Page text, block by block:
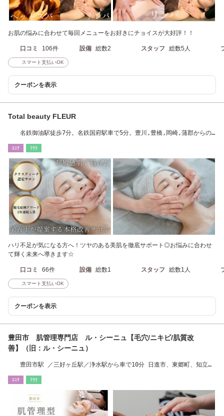
お肌の悩みに合わせて毎回メニューをお好きにチョイスが大好評！！
口コミ 106件 設備 総数2 スタッフ 総数5人
スマート支払いOK
クーポンを表示
Total beauty FLEUR
名鉄御油駅徒歩7分。名鉄国府駅車で5分。豊川,豊橋,岡崎,蒲郡からの
ｴｽﾃ ﾘﾗｸ
ハリ不足が気になる方へ！ツヤのある美肌を徹底サポート◎お悩みに合わせ
て輝く未来へ導きます☆
口コミ 66件 設備 総数1 スタッフ 総数1人
スマート支払いOK
クーポンを表示
豊田市 肌管理専門店 ル・シーニュ【毛穴/ニキビ/肌質改
善】（旧：ル・シーニュ）
豊田市駅 ／三好ヶ丘駅／浄水駅から車で10分 日進市、東郷町、知立か
ｴｽﾃ ﾘﾗｸ